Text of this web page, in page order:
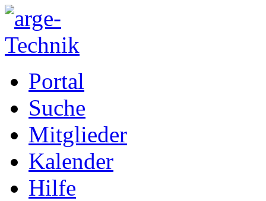
Portal
Suche
Mitglieder
Kalender
Hilfe